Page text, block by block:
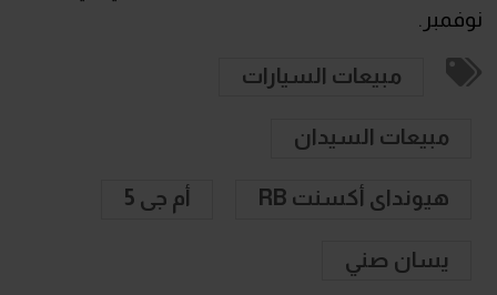
نوفمبر.
مبيعات السيارات
مبيعات السيدان
هيونداى أكسنت RB أم جى 5
يسان صني